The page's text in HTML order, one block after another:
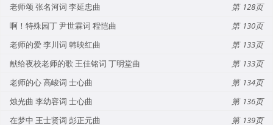
老师颂 张名河词 李延忠曲
128
啊！特殊园丁 尹世霖词 程恺曲
130
老师的爱 李川词 韩映红曲
133
献给夜校老师的歌 王佳铭词 丁明堂曲
133
老师的心 高峻词 士心曲
134
烛光曲 李幼容词 士心曲
136
在梦中 王士贤词 彭正元曲
139